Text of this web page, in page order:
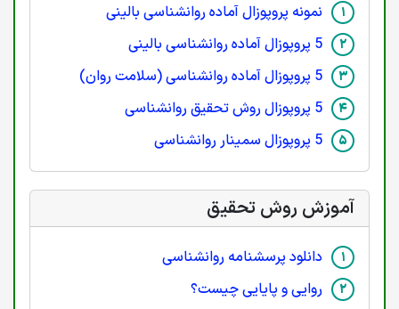
نمونه پروپوزال آماده روانشناسی بالینی
5 پروپوزال آماده روانشناسی بالینی
5 پروپوزال آماده روانشناسی (سلامت روان)
5 پروپوزال روش تحقیق روانشناسی
5 پروپوزال سمینار روانشناسی
آموزش روش تحقیق
دانلود پرسشنامه روانشناسی
روایی و پایایی چیست؟